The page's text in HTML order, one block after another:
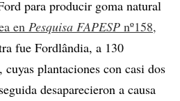
para producir goma natural
en Pesquisa FAPESP nº158,
fue Fordlândia, a 130
plantaciones con casi dos
desaparecieron a causa